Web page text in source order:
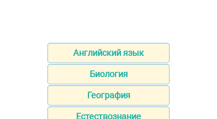
Английский язык
Биология
География
Естествознание